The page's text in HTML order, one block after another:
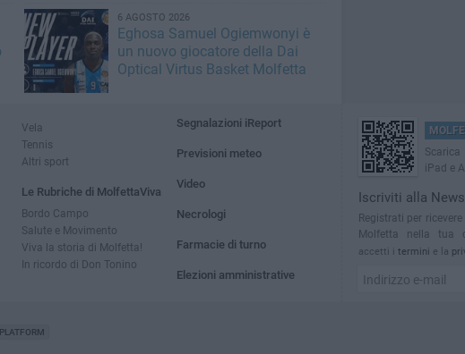
6 AGOSTO 2026
Eghosa Samuel Ogiemwonyi è
un nuovo giocatore della Dai
Optical Virtus Basket Molfetta
Vela
Tennis
Altri sport
Le Rubriche di MolfettaViva
Bordo Campo
Salute e Movimento
Viva la storia di Molfetta!
In ricordo di Don Tonino
Segnalazioni iReport
Previsioni meteo
Video
Necrologi
Farmacie di turno
Elezioni amministrative
iPad e
Iscriviti alla
Registrati per
Molfetta nella tua
accetti i termini e la